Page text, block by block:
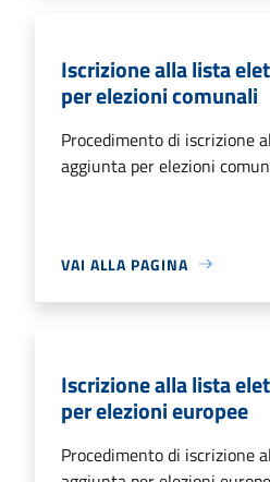
Iscrizione alla lista
per elezioni comunali
Procedimento di iscrizione
aggiunta per elezioni
VAI ALLA PAGINA
Iscrizione alla lista
per elezioni europee
Procedimento di iscrizione